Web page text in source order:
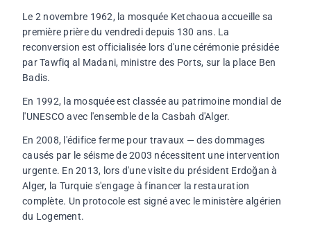
Le 2 novembre 1962, la mosquée Ketchaoua accueille sa
première prière du vendredi depuis 130 ans. La
reconversion est officialisée lors d'une cérémonie présidée
par Tawfiq al Madani, ministre des Ports, sur la place Ben
Badis.
En 1992, la mosquée est classée au patrimoine mondial de
l'UNESCO avec l'ensemble de la Casbah d'Alger.
En 2008, l'édifice ferme pour travaux — des dommages
causés par le séisme de 2003 nécessitent une intervention
urgente. En 2013, lors d'une visite du président Erdoğan à
Alger, la Turquie s'engage à financer la restauration
complète. Un protocole est signé avec le ministère algérien
du Logement.